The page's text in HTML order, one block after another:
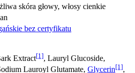
skóra głowy, włosy cienkie
bez certyfikatu
Extract[1], Lauryl Glucoside,
Lauroyl Glutamate, Glycerin[1],